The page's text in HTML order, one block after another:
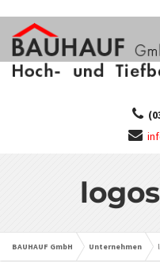
BAUHAUF GmbH Unternehmen